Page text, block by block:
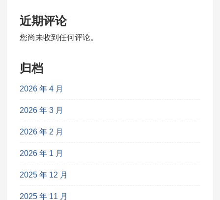
近期评论
您尚未收到任何评论。
归档
2026 年 4 月
2026 年 3 月
2026 年 2 月
2026 年 1 月
2025 年 12 月
2025 年 11 月